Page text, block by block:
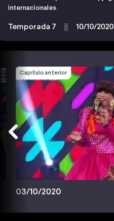
internacionales.
Temporada 7 10/10/2020
Capítulo anterior
03/10/2020